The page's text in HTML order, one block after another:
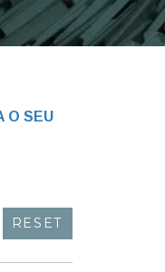
O SEU
RESET